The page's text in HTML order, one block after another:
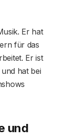
Er hat
für das
Er ist
hat bei
und